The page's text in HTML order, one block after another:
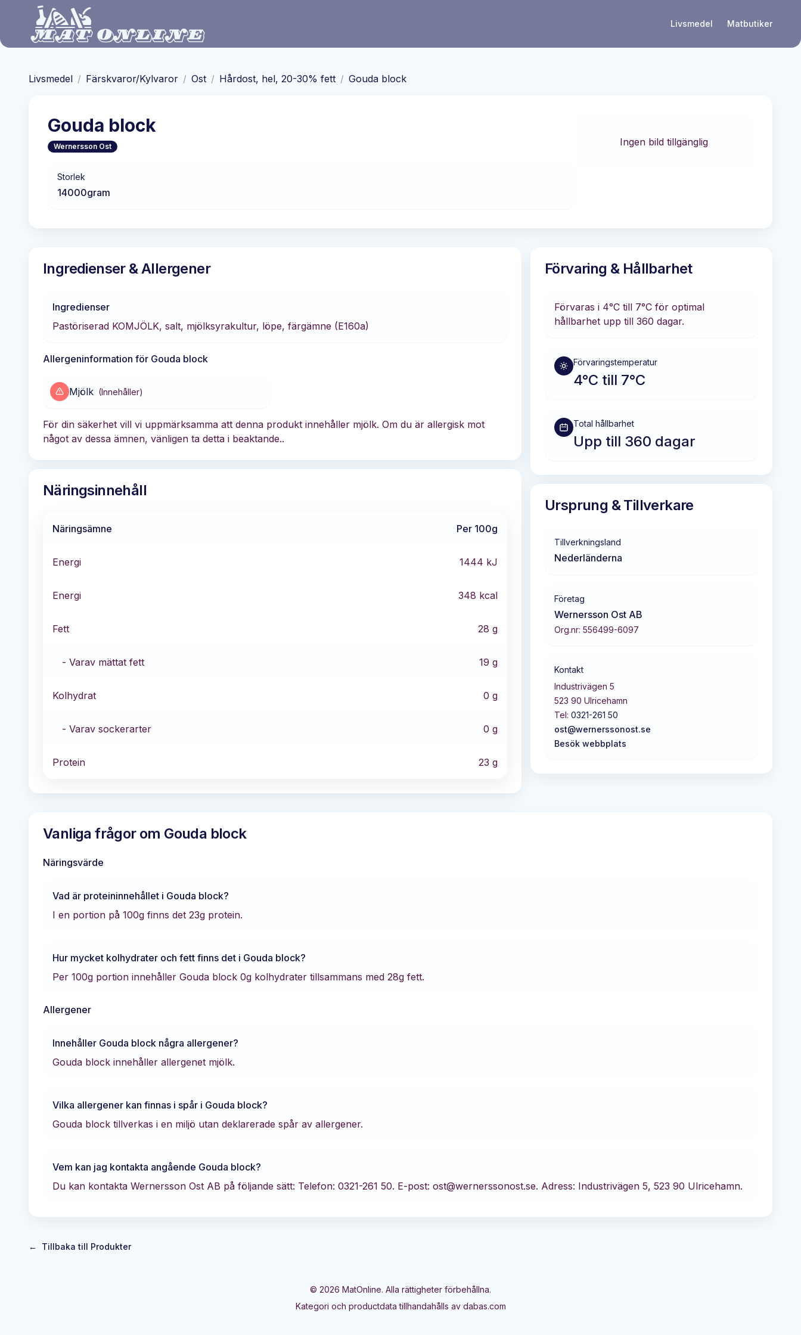
Hoppa till huvudinnehåll
Livsmedel Matbutiker
Livsmedel / Färskvaror/Kylvaror / Ost / Hårdost, hel, 20-30% fett / Gouda block
Gouda block
Wernersson Ost
Storlek
14000gram
Ingen bild tillgänglig
Ingredienser & Allergener
Ingredienser
Pastöriserad KOMJÖLK, salt, mjölksyrakultur, löpe, färgämne (E160a)
Allergeninformation för Gouda block
Mjölk (Innehåller)
För din säkerhet vill vi uppmärksamma att denna produkt innehåller mjölk. Om du är allergisk mot
något av dessa ämnen, vänligen ta detta i beaktande..
Näringsinnehåll
Näringsämne Per 100g
Energi 1444 kJ
Energi 348 kcal
Fett 28 g
- Varav mättat fett 19 g
Kolhydrat 0 g
- Varav sockerarter 0 g
Protein 23 g
Förvaring & Hållbarhet
Förvaras i 4°C till 7°C för optimal
hållbarhet upp till 360 dagar.
Förvaringstemperatur
4°C till 7°C
Total hållbarhet
Upp till 360 dagar
Ursprung & Tillverkare
Tillverkningsland
Nederländerna
Företag
Wernersson Ost AB
Org.nr: 556499-6097
Kontakt
Industrivägen 5
523 90 Ulricehamn
Tel: 0321-261 50
ost@wernerssonost.se
Besök webbplats
Vanliga frågor om Gouda block
Näringsvärde
Vad är proteininnehållet i Gouda block?
I en portion på 100g finns det 23g protein.
Hur mycket kolhydrater och fett finns det i Gouda block?
Per 100g portion innehåller Gouda block 0g kolhydrater tillsammans med 28g fett.
Allergener
Innehåller Gouda block några allergener?
Gouda block innehåller allergenet mjölk.
Vilka allergener kan finnas i spår i Gouda block?
Gouda block tillverkas i en miljö utan deklarerade spår av allergener.
Vem kan jag kontakta angående Gouda block?
Du kan kontakta Wernersson Ost AB på följande sätt: Telefon: 0321-261 50. E-post: ost@wernerssonost.se. Adress: Industrivägen 5, 523 90 Ulricehamn.
← Tillbaka till Produkter
© 2026 MatOnline. Alla rättigheter förbehållna.
Kategori och productdata tillhandahålls av dabas.com